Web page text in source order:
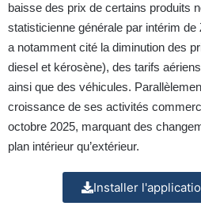
baisse des prix de certains produits
statisticienne générale par intérim
a notamment cité la diminution des
diesel et kérosène), des tarifs
ainsi que des véhicules.
croissance de ses activités
octobre 2025, marquant des
plan intérieur qu’extérieur.
Installer